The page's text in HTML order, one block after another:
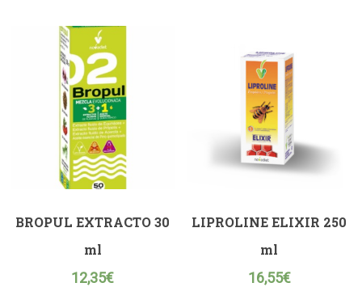
BROPUL EXTRACTO 30
ml
12,35€
LIPROLINE ELIXIR 250
ml
16,55€